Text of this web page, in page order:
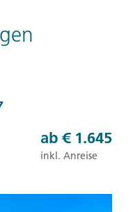
ab € 1.645
inkl. Anreise